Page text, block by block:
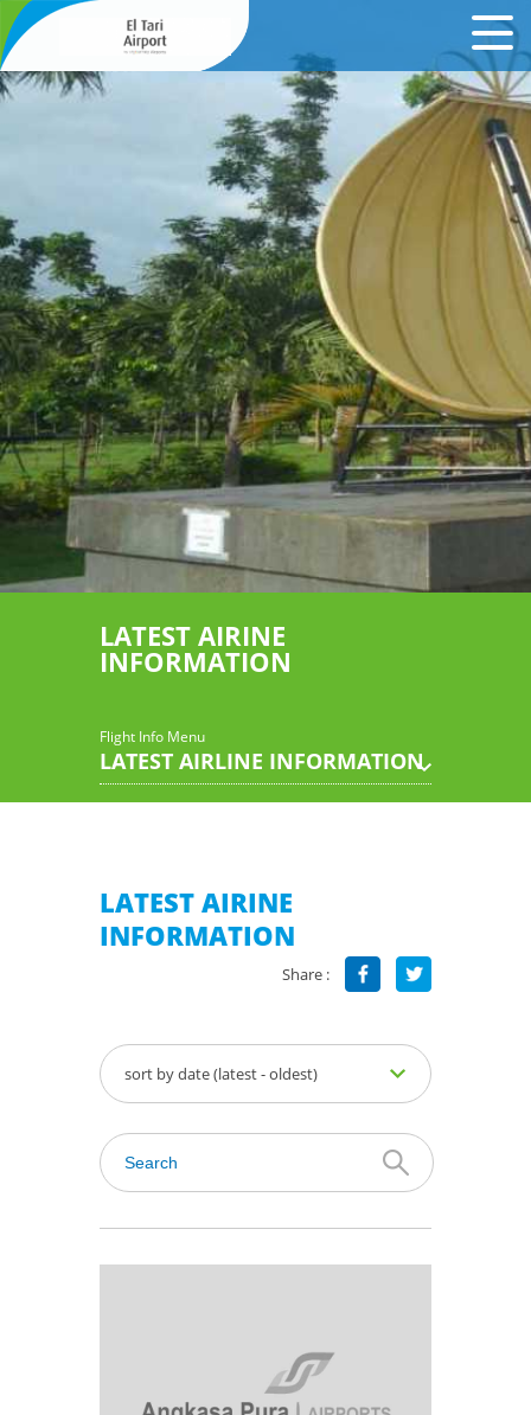
LATEST AIRINE
INFORMATION
Flight Info Menu
LATEST AIRLINE INFORMATION
LATEST AIRINE
INFORMATION
Share :
sort by date (latest - oldest)